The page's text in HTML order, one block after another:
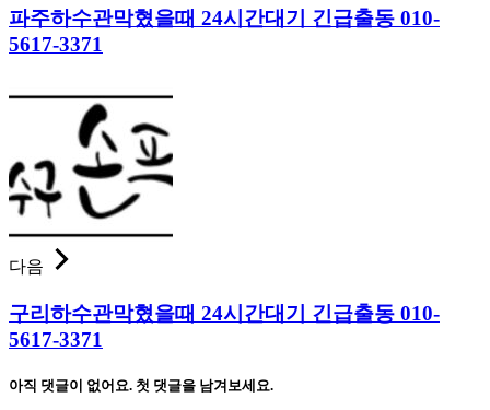
파주하수관막혔을때 24시간대기 긴급출동 010-
5617-3371
다음
구리하수관막혔을때 24시간대기 긴급출동 010-
5617-3371
아직 댓글이 없어요. 첫 댓글을 남겨보세요.